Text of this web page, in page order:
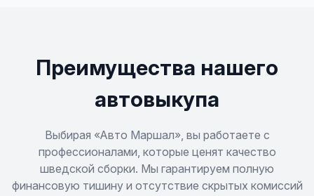
V40
V40 Cross Country
Преимущества нашего
автовыкупа
Выбирая «Авто Маршал», вы работаете с
профессионалами, которые ценят качество
шведской сборки. Мы гарантируем полную
финансовую тишину и отсутствие скрытых комиссий